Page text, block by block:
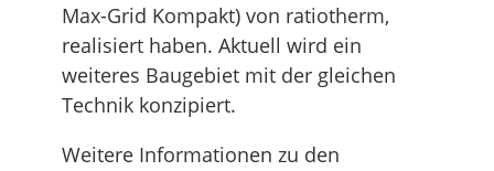
Max-Grid Kompakt) von ratiotherm,
realisiert haben. Aktuell wird ein
weiteres Baugebiet mit der gleichen
Technik konzipiert.
Weitere Informationen zu den